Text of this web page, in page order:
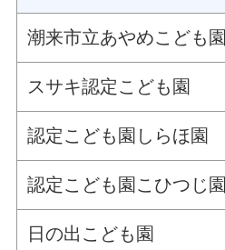
潮来市立あやめこども園
スサキ認定こども園
認定こども園しらほ園
認定こども園こひつじ園
日の出こども園